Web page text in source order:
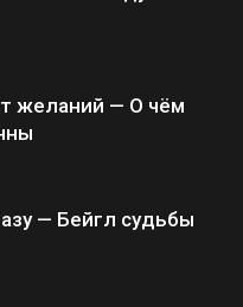
желаний — О чём
— Бейгл судьбы